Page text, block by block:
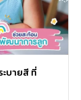
ะบายสี ที่